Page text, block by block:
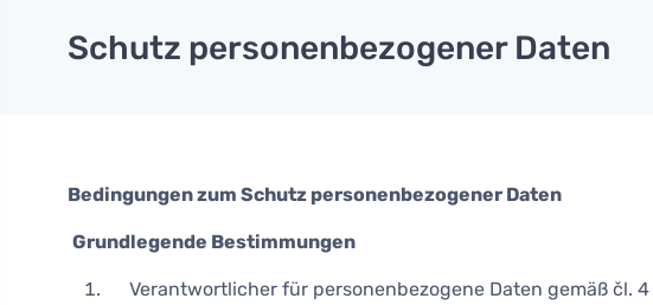
Schutz personenbezogener Daten
Bedingungen zum Schutz personenbezogener Daten
Grundlegende Bestimmungen
Verantwortlicher für personenbezogene Daten gemäß čl. 4